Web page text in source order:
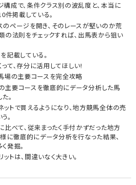
成で、条件クラス別の波乱度と、本当に
掲載している。
ページを開き、そのレースが堅いのか荒
の法則をチェックすれば、出馬表から狙い
記載している。
て、存分に活用してほしい!
の主要コースを完全攻略
主要コースを徹底的にデータ分析した馬
。
トで買えるようになり、地方競馬全体の売
。
べて、従来まったく手付かずだった地方
に徹底的にデータ分析を行なった結果、
発掘。
トは、間違いなく大きい。